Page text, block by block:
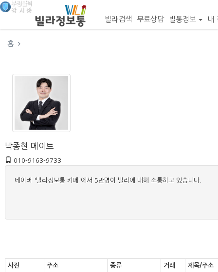
빌라검색 무료상담 빌통정보 내
홈
박종현 메이트
010-9163-9733
네이버 '빌라정보통 카페'에서 5만명이 빌라에 대해 소통하고 있습니다.
사진 주소 종류 거래 제목/주소